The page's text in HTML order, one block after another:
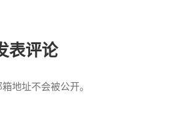
表评论
箱地址不会被公开。